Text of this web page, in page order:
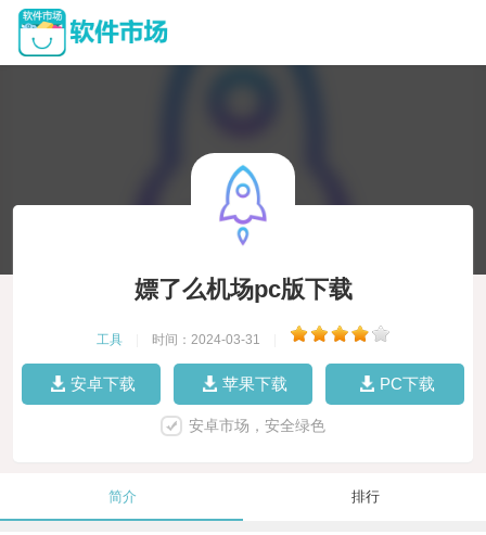
嫖了么机场pc版下载
工具 时间：2024-03-31
安卓下载 苹果下载 PC下载
安卓市场，安全绿色
简介 排行